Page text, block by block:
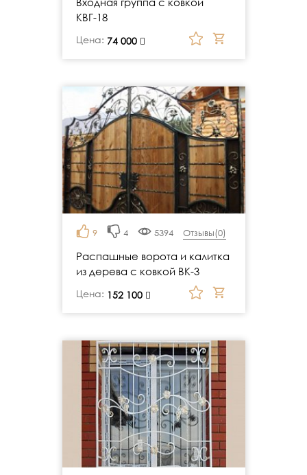
КВГ-18
Цена: 74 000
руб.
9 4 5394 Отзывы(0)
Распашные ворота и калитка
из дерева с ковкой ВК-3
Цена: 152 100
руб.